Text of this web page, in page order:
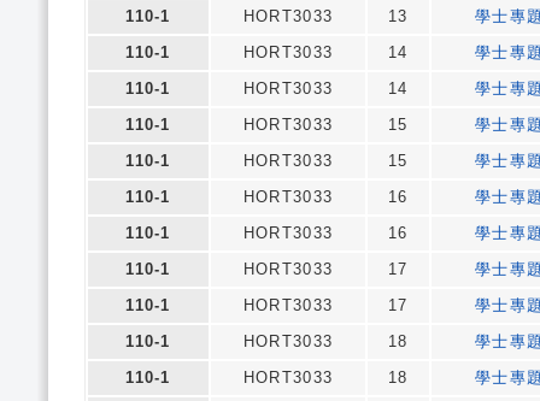
110-1
HORT3033 13
學士專
110-1
HORT3033 14
學士專
110-1
HORT3033 14
學士專
110-1
HORT3033 15
學士專
110-1
HORT3033 15
學士專
110-1
HORT3033 16
學士專
110-1
HORT3033 16
學士專
110-1
HORT3033 17
學士專
110-1
HORT3033 17
學士專
110-1
HORT3033 18
學士專
110-1
HORT3033 18
學士專